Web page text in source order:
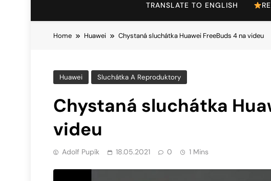
TRANSLATE TO ENGLISH
Home Huawei Chystaná sluchátka Huawei FreeBuds 4 na videu
Huawei Sluchátka A Reproduktory
Chystaná sluchátka
videu
Adolf Pupík 18.05.2021 0 1 Mins